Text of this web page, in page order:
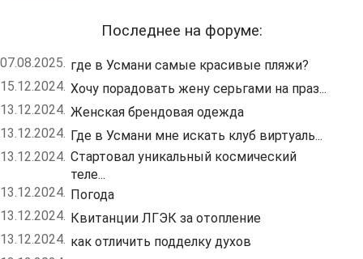
Последнее на форуме:
07.08.2025. где в Усмани самые красивые пляжи?
15.12.2024. Хочу порадовать жену серьгами на праз...
13.12.2024. Женская брендовая одежда
13.12.2024. Где в Усмани мне искать клуб виртуаль...
13.12.2024. Стартовал уникальный космический
теле...
13.12.2024. Погода
13.12.2024. Квитанции ЛГЭК за отопление
13.12.2024. как отличить подделку духов